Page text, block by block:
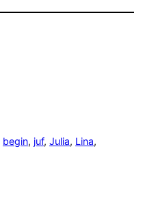
begin, juf, Julia, Lina